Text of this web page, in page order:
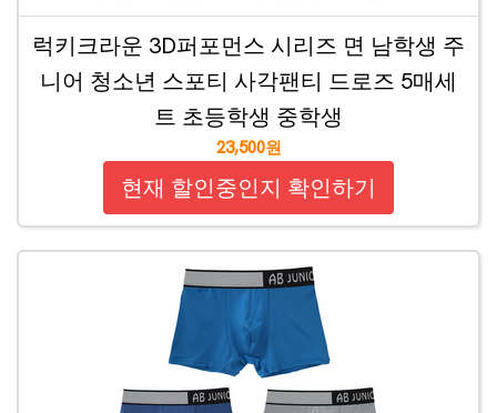
럭키크라운 3D퍼포먼스 시리즈 면 남학생 주
니어 청소년 스포티 사각팬티 드로즈 5매세
트 초등학생 중학생
23,500원
현재 할인중인지 확인하기